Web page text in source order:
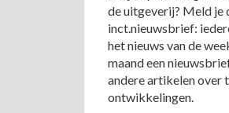
de uitgeverij? Meld je
inct.nieuwsbrief:
het nieuws van de
maand een
andere artikelen over
ontwikkelingen.